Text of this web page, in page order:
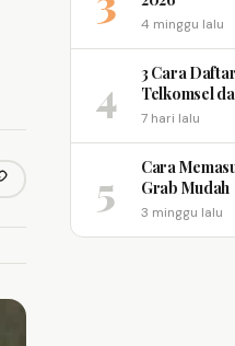
link
4 minggu lalu
4
3 Cara
Telkomsel
7 hari lalu
5
Cara
Grab Mudah
3 minggu lalu